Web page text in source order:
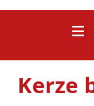
Kerze